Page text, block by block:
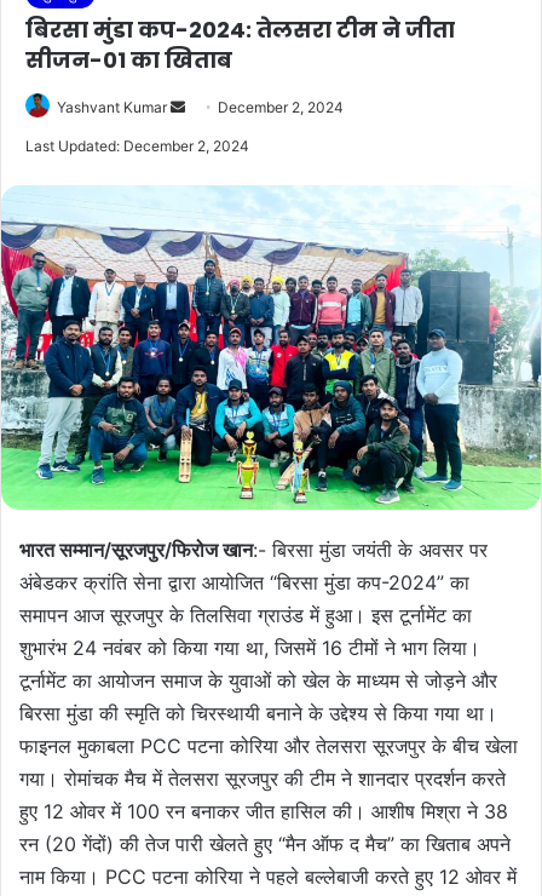
बिरसा मुंडा कप-2024: तेलसरा टीम ने जीता
सीजन-01 का खिताब
Yashvant Kumar
Send December 2, 2024
Last Updated: December 2, 2024
भारत सम्मान/सूरजपुर/फिरोज खान:- बिरसा मुंडा जयंती के अवसर पर
अंबेडकर क्रांति सेना द्वारा आयोजित “बिरसा मुंडा कप-2024” का
समापन आज सूरजपुर के तिलसिवा ग्राउंड में हुआ। इस टूर्नामेंट का
शुभारंभ 24 नवंबर को किया गया था, जिसमें 16 टीमों ने भाग लिया।
टूर्नामेंट का आयोजन समाज के युवाओं को खेल के माध्यम से जोड़ने और
बिरसा मुंडा की स्मृति को चिरस्थायी बनाने के उद्देश्य से किया गया था।
फाइनल मुकाबला PCC पटना कोरिया और तेलसरा सूरजपुर के बीच खेला
गया। रोमांचक मैच में तेलसरा सूरजपुर की टीम ने शानदार प्रदर्शन करते
हुए 12 ओवर में 100 रन बनाकर जीत हासिल की। आशीष मिश्रा ने 38
रन (20 गेंदों) की तेज पारी खेलते हुए “मैन ऑफ द मैच” का खिताब अपने
नाम किया। PCC पटना कोरिया ने पहले बल्लेबाजी करते हुए 12 ओवर में